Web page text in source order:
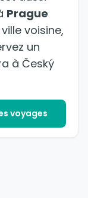
Prague
voisine,
un
à Český
voyages